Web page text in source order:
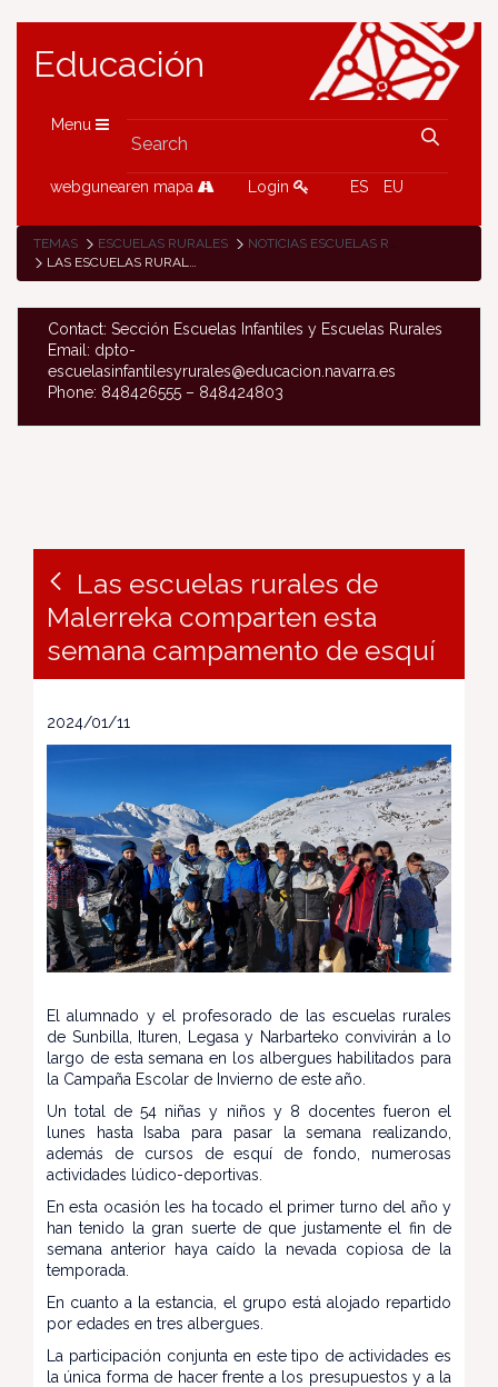
Educación
Menu
webgunearen mapa Login ES EU
TEMAS ESCUELAS RURALES
NOTICIAS ESCUELAS RURALES
LAS ESCUELAS RURALES DE MALERREKA COMPARTEN ESTA SEMANA CAMPAMENTO DE ESQUÍ
Contact: Sección Escuelas Infantiles y Escuelas Rurales
Email: dpto-
escuelasinfantilesyrurales@educacion.navarra.es
Phone: 848426555 – 848424803
Las escuelas rurales de
Malerreka comparten esta
semana campamento de esquí
2024/01/11
El alumnado y el profesorado de las escuelas rurales
de Sunbilla, Ituren, Legasa y Narbarteko convivirán a lo
largo de esta semana en los albergues habilitados para
la Campaña Escolar de Invierno de este año.
Un total de 54 niñas y niños y 8 docentes fueron el
lunes hasta Isaba para pasar la semana realizando,
además de cursos de esquí de fondo, numerosas
actividades lúdico-deportivas.
En esta ocasión les ha tocado el primer turno del año y
han tenido la gran suerte de que justamente el fin de
semana anterior haya caído la nevada copiosa de la
temporada.
En cuanto a la estancia, el grupo está alojado repartido
por edades en tres albergues.
La participación conjunta en este tipo de actividades es
la única forma de hacer frente a los presupuestos y a la